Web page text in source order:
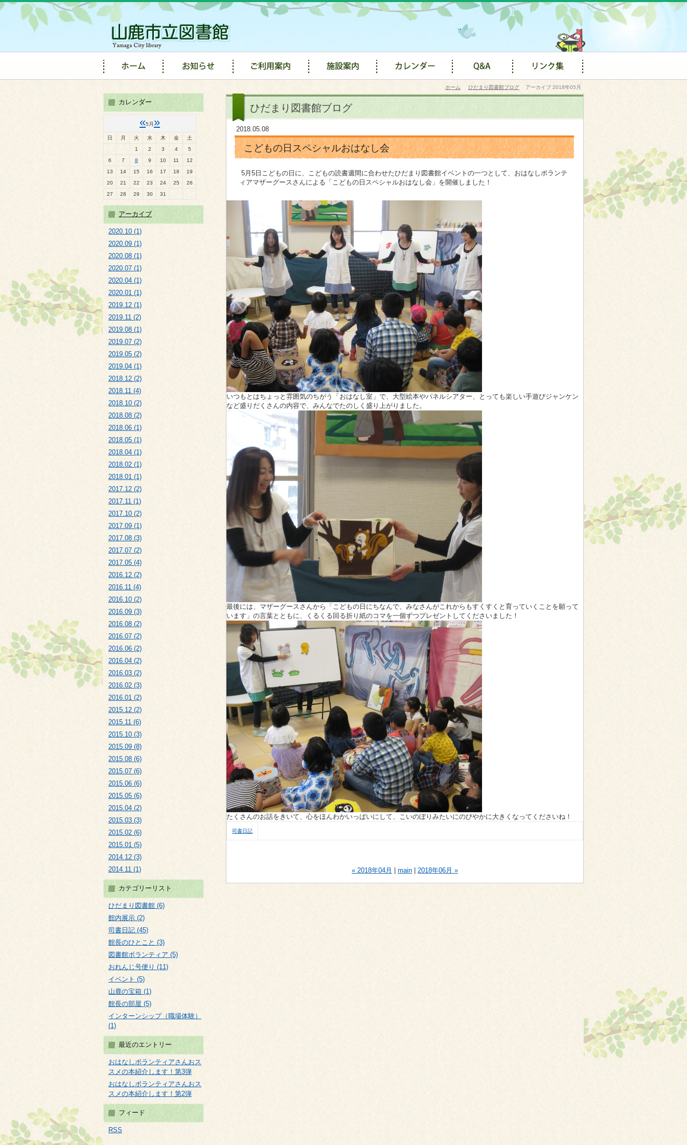
ホーム ひだまり図書館ブログ アーカイブ 2018年05月
ひだまり図書館ブログ
2018.05.08
こどもの日スペシャルおはなし会
5月5日こどもの日に、こどもの読書週間に合わせたひだまり図書館イベントの一つとして、おはなしボランテ
ィアマザーグースさんによる「こどもの日スペシャルおはなし会」を開催しました！
いつもとはちょっと雰囲気のちがう「おはなし室」で、大型絵本やパネルシアター、とっても楽しい手遊びジャンケン
など盛りだくさんの内容で、みんなでたのしく盛り上がりました。
最後には、マザーグースさんから「こどもの日にちなんで、みなさんがこれからもすくすくと育っていくことを願って
います」の言葉とともに、くるくる回る折り紙のコマを一個ずつプレゼントしてくださいました！
たくさんのお話をきいて、心をほんわかいっぱいにして、こいのぼりみたいにのびやかに大きくなってくださいね！
司書日記
« 2018年04月 main 2018年06月 »
カレンダー
«5月 »
日 月 火 水 木 金
土
1
2 3 4
5
6
7 8 9 10 11
12
13
14 15 16 17 18
19
20
21 22 23 24 25
26
27
28 29 30 31
アーカイブ
2020.10 (1)
2020.09 (1)
2020.08 (1)
2020.07 (1)
2020.04 (1)
2020.01 (1)
2019.12 (1)
2019.11 (2)
2019.08 (1)
2019.07 (2)
2019.05 (2)
2019.04 (1)
2018.12 (2)
2018.11 (4)
2018.10 (2)
2018.08 (2)
2018.06 (1)
2018.05 (1)
2018.04 (1)
2018.02 (1)
2018.01 (1)
2017.12 (2)
2017.11 (1)
2017.10 (2)
2017.09 (1)
2017.08 (3)
2017.07 (2)
2017.05 (4)
2016.12 (2)
2016.11 (4)
2016.10 (2)
2016.09 (3)
2016.08 (2)
2016.07 (2)
2016.06 (2)
2016.04 (2)
2016.03 (2)
2016.02 (3)
2016.01 (2)
2015.12 (2)
2015.11 (6)
2015.10 (3)
2015.09 (8)
2015.08 (6)
2015.07 (6)
2015.06 (6)
2015.05 (6)
2015.04 (2)
2015.03 (3)
2015.02 (6)
2015.01 (5)
2014.12 (3)
2014.11 (1)
カテゴリーリスト
ひだまり図書館 (6)
館内展示 (2)
司書日記 (45)
館長のひとこと (3)
図書館ボランティア (5)
おれんじ号便り (11)
イベント (5)
山鹿の宝箱 (1)
館長の部屋 (5)
インターンシップ（職場体験）
(1)
最近のエントリー
おはなしボランティアさんおス
スメの本紹介します！第3弾
おはなしボランティアさんおス
スメの本紹介します！第2弾
フィード
RSS